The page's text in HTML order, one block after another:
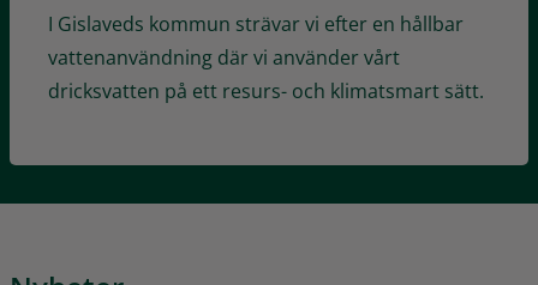
I Gislaveds kommun strävar vi efter en hållbar
vattenanvändning där vi använder vårt
dricksvatten på ett resurs- och klimatsmart sätt.